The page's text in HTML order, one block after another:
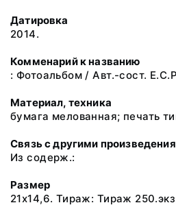
Датировка
2014.
Комменарий к названию
: Фотоальбом / Авт.-сост.
Материал, техника
бумага мелованная; печать
Связь с другими
Из содерж.:
Размер
21х14,6. Тираж: Тираж